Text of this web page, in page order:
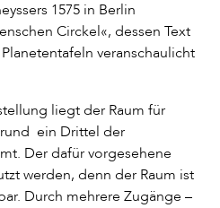
1575 in Berlin
Circkel«, dessen Text
veranschaulicht
liegt der Raum für
ein Drittel der
Der dafür vorgesehene
werden, denn der Raum ist
Durch mehrere Zugänge –